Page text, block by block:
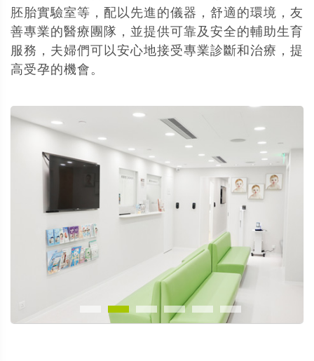
胚胎實驗室等，配以先進的儀器，舒適的環境，友
善專業的醫療團隊，並提供可靠及安全的輔助生育
服務，夫婦們可以安心地接受專業診斷和治療，提
高受孕的機會。